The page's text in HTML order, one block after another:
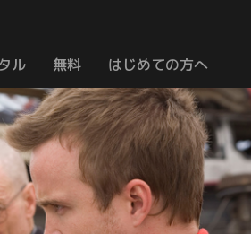
ル 無料 はじめての方へ